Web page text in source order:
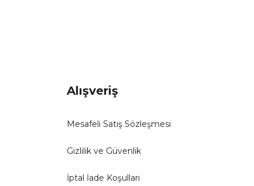
Alışveriş
Mesafeli Satış Sözleşmesi
Gizlilik ve Güvenlik
İptal İade Koşullari